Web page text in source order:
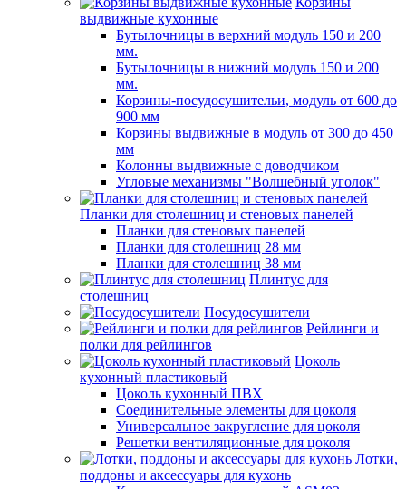
выдвижные кухонные
Бутылочницы в верхний модуль 150 и 200
мм.
Бутылочницы в нижний модуль 150 и 200
мм.
Корзины-посудосушительи, модуль от 600 до
900 мм
Корзины выдвижные в модуль от 300 до 450
мм
Колонны выдвижные с доводчиком
Угловые механизмы "Волшебный уголок"
Планки для столешниц и стеновых панелей
Планки для стеновых панелей
Планки для столешниц 28 мм
Планки для столешниц 38 мм
Плинтус для
столешниц
Посудосушители
Рейлинги и
полки для рейлингов
Цоколь
кухонный пластиковый
Цоколь кухонный ПВХ
Соединительные элементы для цоколя
Универсальное закругление для цоколя
Решетки вентиляционные для цоколя
Лотки,
поддоны и аксессуары для кухонь